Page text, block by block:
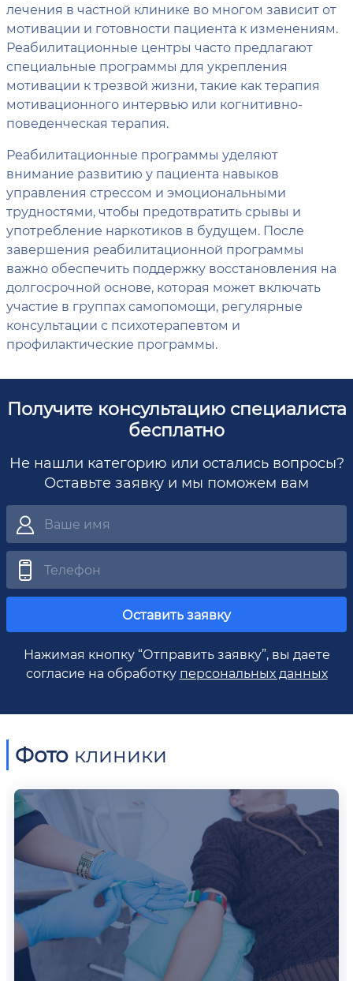
лечения в частной клинике во многом зависит от
мотивации и готовности пациента к изменениям.
Реабилитационные центры часто предлагают
специальные программы для укрепления
мотивации к трезвой жизни, такие как терапия
мотивационного интервью или когнитивно-
поведенческая терапия.
Реабилитационные программы уделяют
внимание развитию у пациента навыков
управления стрессом и эмоциональными
трудностями, чтобы предотвратить срывы и
употребление наркотиков в будущем. После
завершения реабилитационной программы
важно обеспечить поддержку восстановления на
долгосрочной основе, которая может включать
участие в группах самопомощи, регулярные
консультации с психотерапевтом и
профилактические программы.
Получите консультацию специалиста
бесплатно
Не нашли категорию или остались вопросы?
Оставьте заявку и мы поможем вам
Оставить заявку
Нажимая кнопку “Отправить заявку”, вы даете
согласие на обработку персональных данных
Фото клиники